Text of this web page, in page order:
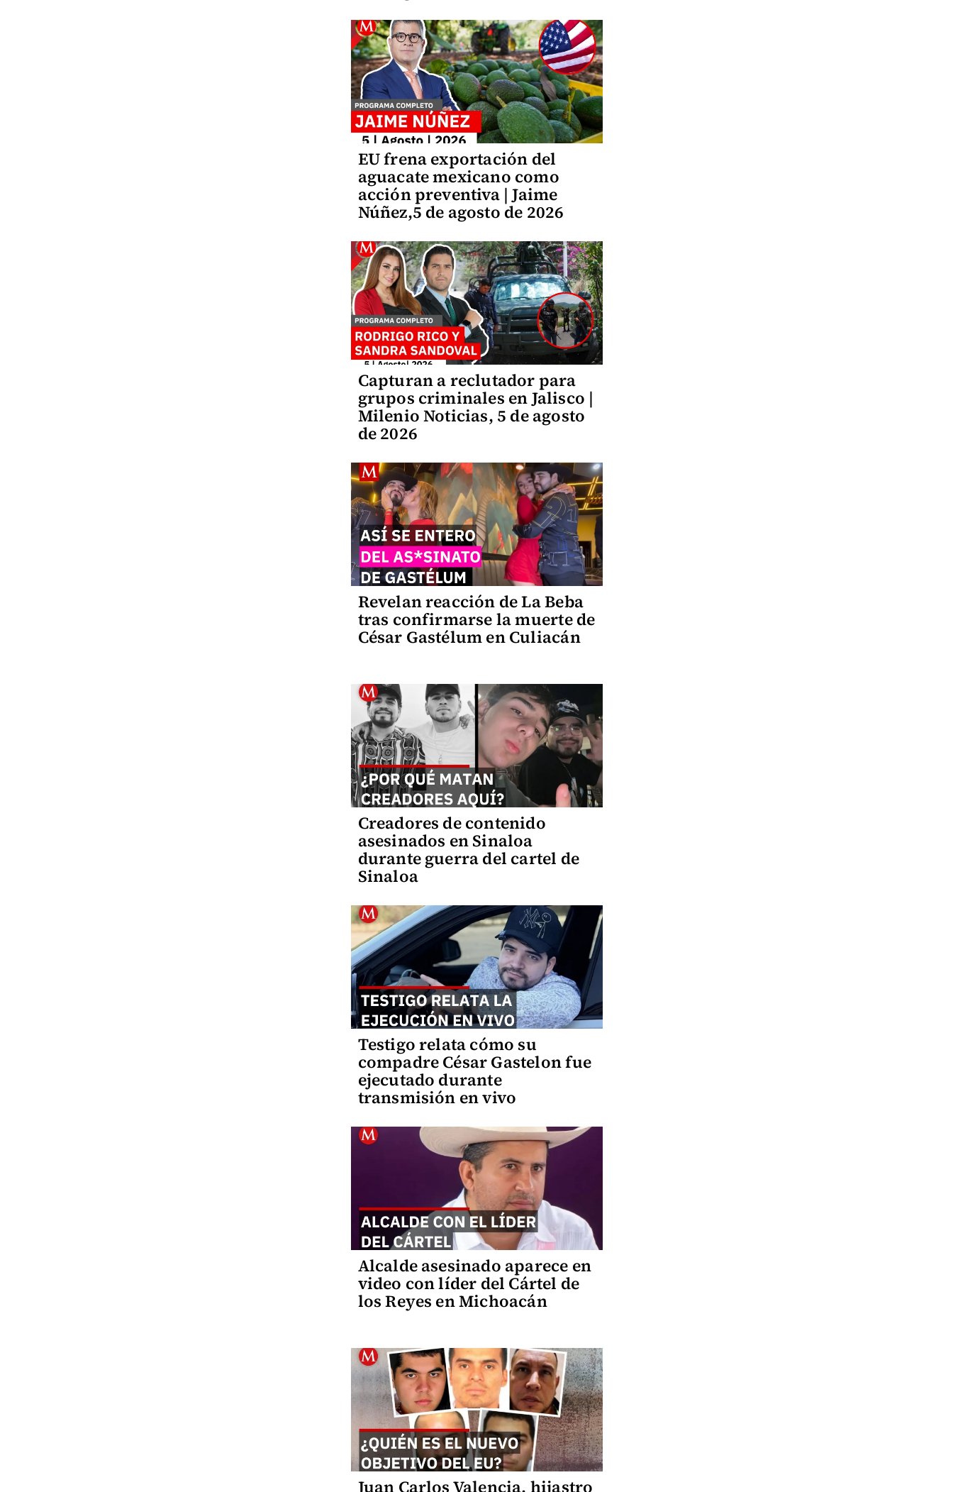
EU frena exportación del
aguacate mexicano como
acción preventiva | Jaime
Núñez,5 de agosto de 2026
Capturan a reclutador para
grupos criminales en Jalisco |
Milenio Noticias, 5 de agosto
de 2026
Revelan reacción de La Beba
tras confirmarse la muerte de
César Gastélum en Culiacán
Creadores de contenido
asesinados en Sinaloa
durante guerra del cartel de
Sinaloa
Testigo relata cómo su
compadre César Gastelon fue
ejecutado durante
transmisión en vivo
Alcalde asesinado aparece en
video con líder del Cártel de
los Reyes en Michoacán
Juan Carlos Valencia, hijastro